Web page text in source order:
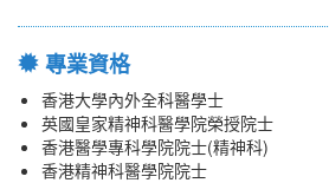
專業資格
香港大學內外全科醫學士
英國皇家精神科醫學院榮授院士
香港醫學專科學院院士(精神科)
香港精神科醫學院院士